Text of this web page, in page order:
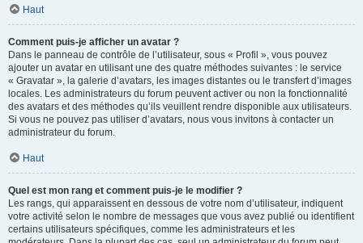
Haut
Comment puis-je afficher un avatar ?
Dans le panneau de contrôle de l’utilisateur, sous « Profil », vous pouvez
ajouter un avatar en utilisant une des quatre méthodes suivantes : le service
« Gravatar », la galerie d’avatars, les images distantes ou le transfert d’images
locales. Les administrateurs du forum peuvent activer ou non la fonctionnalité
des avatars et des méthodes qu’ils veuillent rendre disponible aux utilisateurs.
Si vous ne pouvez pas utiliser d’avatars, nous vous invitons à contacter un
administrateur du forum.
Haut
Quel est mon rang et comment puis-je le modifier ?
Les rangs, qui apparaissent en dessous de votre nom d’utilisateur, indiquent
votre activité selon le nombre de messages que vous avez publié ou identifient
certains utilisateurs spécifiques, comme les administrateurs et les